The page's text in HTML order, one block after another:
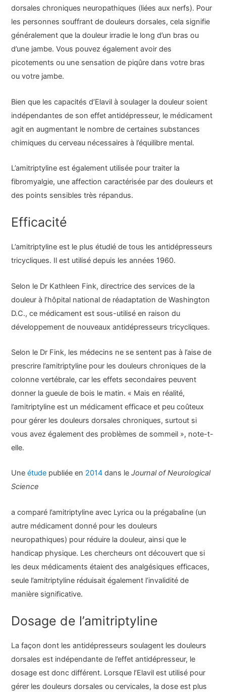
dorsales chroniques neuropathiques (liées aux nerfs). Pour
les personnes souffrant de douleurs dorsales, cela signifie
généralement que la douleur irradie le long d’un bras ou
d’une jambe. Vous pouvez également avoir des
picotements ou une sensation de piqûre dans votre bras
ou votre jambe.
Bien que les capacités d’Elavil à soulager la douleur soient
indépendantes de son effet antidépresseur, le médicament
agit en augmentant le nombre de certaines substances
chimiques du cerveau nécessaires à l’équilibre mental.
L’amitriptyline est également utilisée pour traiter la
fibromyalgie, une affection caractérisée par des douleurs et
des points sensibles très répandus.
Efficacité
L’amitriptyline est le plus étudié de tous les antidépresseurs
tricycliques. Il est utilisé depuis les années 1960.
Selon le Dr Kathleen Fink, directrice des services de la
douleur à l’hôpital national de réadaptation de Washington
D.C., ce médicament est sous-utilisé en raison du
développement de nouveaux antidépresseurs tricycliques.
Selon le Dr Fink, les médecins ne se sentent pas à l’aise de
prescrire l’amitriptyline pour les douleurs chroniques de la
colonne vertébrale, car les effets secondaires peuvent
donner la gueule de bois le matin. « Mais en réalité,
l’amitriptyline est un médicament efficace et peu coûteux
pour gérer les douleurs dorsales chroniques, surtout si
vous avez également des problèmes de sommeil », note-t-
elle.
Uneétude publiée en 2014 dans leJournal of Neurological
Science
a comparé l’amitriptyline avec Lyrica ou la prégabaline (un
autre médicament donné pour les douleurs
neuropathiques) pour réduire la douleur, ainsi que le
handicap physique. Les chercheurs ont découvert que si
les deux médicaments étaient des analgésiques efficaces,
seule l’amitriptyline réduisait également l’invalidité de
manière significative.
Dosage de l’amitriptyline
La façon dont les antidépresseurs soulagent les douleurs
dorsales est indépendante de l’effet antidépresseur, le
dosage est donc différent. Lorsque l’Elavil est utilisé pour
gérer les douleurs dorsales ou cervicales, la dose est plus